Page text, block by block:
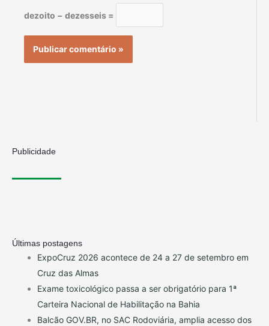
dezoito − dezesseis =
Publicidade
Últimas postagens
ExpoCruz 2026 acontece de 24 a 27 de setembro em
Cruz das Almas
Exame toxicológico passa a ser obrigatório para 1ª
Carteira Nacional de Habilitação na Bahia
Balcão GOV.BR, no SAC Rodoviária, amplia acesso dos